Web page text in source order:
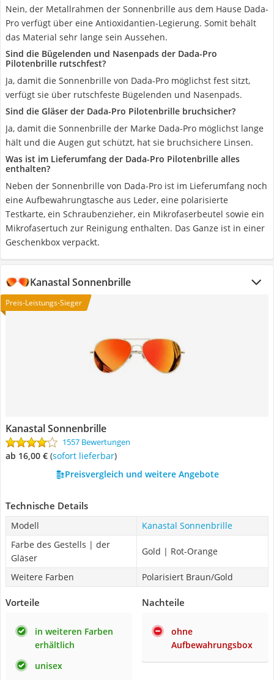
Nein, der Metallrahmen der Sonnenbrille aus dem Hause Dada-
Pro verfügt über eine Antioxidantien-Legierung. Somit behält
das Material sehr lange sein Aussehen.
Sind die Bügelenden und Nasenpads der Dada-Pro
Pilotenbrille rutschfest?
Ja, damit die Sonnenbrille von Dada-Pro möglichst fest sitzt,
verfügt sie über rutschfeste Bügelenden und Nasenpads.
Sind die Gläser der Dada-Pro Pilotenbrille bruchsicher?
Ja, damit die Sonnenbrille der Marke Dada-Pro möglichst lange
hält und die Augen gut schützt, hat sie bruchsichere Linsen.
Was ist im Lieferumfang der Dada-Pro Pilotenbrille alles
enthalten?
Neben der Sonnenbrille von Dada-Pro ist im Lieferumfang noch
eine Aufbewahrungtasche aus Leder, eine polarisierte
Testkarte, ein Schraubenzieher, ein Mikrofaserbeutel sowie ein
Mikrofasertuch zur Reinigung enthalten. Das Ganze ist in einer
Geschenkbox verpackt.
Kanastal Sonnenbrille
Preis-Leistungs-Sieger
Kanastal Sonnenbrille
1557 Bewertungen
ab 16,00 € ( Sofort lieferbar)
Preisvergleich und weitere Angebote
Technische Details
Modell
Kanastal Sonnenbrille
Farbe des Gestells | der
Gläser
Gold | Rot-Orange
Weitere Farben Polarisiert Braun/Gold
Vorteile
in weiteren Farben
erhältlich
unisex
Nachteile
ohne
Aufbewahrungsbox